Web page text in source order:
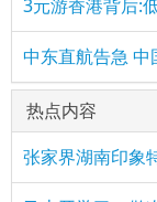
3元游香港背后:
中东直航告急 中
热点内容
张家界湖南印象